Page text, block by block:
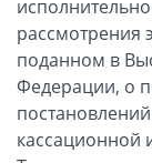
рассмотрения
поданном в
Федерации, о
кассационной